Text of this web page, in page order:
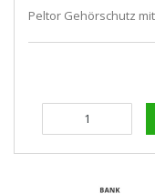
Peltor Gehörschutz